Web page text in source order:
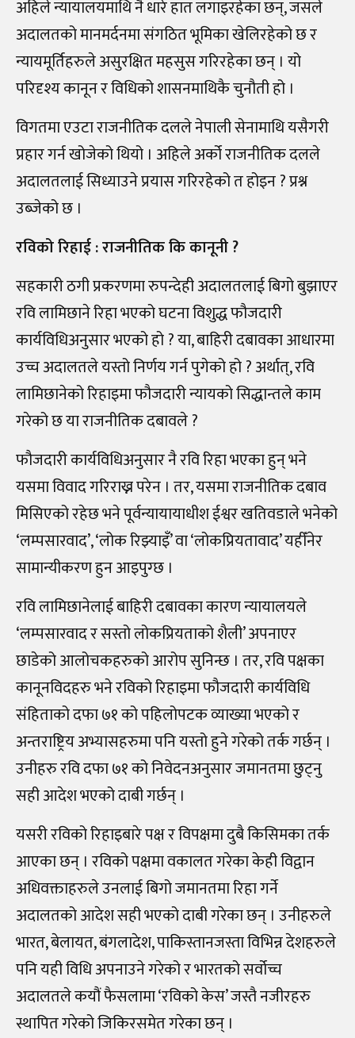
अहिले न्यायालयमाथि नै धारे हात लगाइरहेका छन्, जसले
अदालतको मानमर्दनमा संगठित भूमिका खेलिरहेको छ र
न्यायमूर्तिहरुले असुरक्षित महसुस गरिरहेका छन् । यो
परिदृश्य कानून र विधिको शासनमाथिकै चुनौती हो ।
विगतमा एउटा राजनीतिक दलले नेपाली सेनामाथि यसैगरी
प्रहार गर्न खोजेको थियो । अहिले अर्को राजनीतिक दलले
अदालतलाई सिध्याउने प्रयास गरिरहेको त होइन ? प्रश्न
उब्जेको छ ।
रविको रिहाई : राजनीतिक कि कानूनी ?
सहकारी ठगी प्रकरणमा रुपन्देही अदालतलाई बिगो बुझाएर
रवि लामिछाने रिहा भएको घटना विशुद्ध फौजदारी
कार्यविधिअनुसार भएको हो ? या, बाहिरी दबावका आधारमा
उच्च अदालतले यस्तो निर्णय गर्न पुगेको हो ? अर्थात्, रवि
लामिछानेको रिहाइमा फौजदारी न्यायको सिद्धान्तले काम
गरेको छ या राजनीतिक दबावले ?
फौजदारी कार्यविधिअनुसार नै रवि रिहा भएका हुन् भने
यसमा विवाद गरिराख्न परेन । तर, यसमा राजनीतिक दबाव
मिसिएको रहेछ भने पूर्वन्यायायाधीश ईश्वर खतिवडाले भनेको
‘लम्पसारवाद’, ‘लोक रिझ्याइँ’ वा ‘लोकप्रियतावाद’ यहीँनेर
सामान्यीकरण हुन आइपुग्छ ।
रवि लामिछानेलाई बाहिरी दबावका कारण न्यायालयले
‘लम्पसारवाद र सस्तो लोकप्रियताको शैली’ अपनाएर
छाडेको आलोचकहरुको आरोप सुनिन्छ । तर, रवि पक्षका
कानूनविदहरु भने रविको रिहाइमा फौजदारी कार्यविधि
संहिताको दफा ७१ को पहिलोपटक व्याख्या भएको र
अन्तराष्ट्रिय अभ्यासहरुमा पनि यस्तो हुने गरेको तर्क गर्छन् ।
उनीहरु रवि दफा ७१ को निवेदनअनुसार जमानतमा छुट्नु
सही आदेश भएको दाबी गर्छन् ।
यसरी रविको रिहाइबारे पक्ष र विपक्षमा दुबै किसिमका तर्क
आएका छन् । रविको पक्षमा वकालत गरेका केही विद्वान
अधिवक्ताहरुले उनलाई बिगो जमानतमा रिहा गर्ने
अदालतको आदेश सही भएको दाबी गरेका छन् । उनीहरुले
भारत, बेलायत, बंगलादेश, पाकिस्तानजस्ता विभिन्न देशहरुले
पनि यही विधि अपनाउने गरेको र भारतको सर्वोच्च
अदालतले कयौं फैसलामा ‘रविको केस’ जस्तै नजीरहरु
स्थापित गरेको जिकिरसमेत गरेका छन् ।